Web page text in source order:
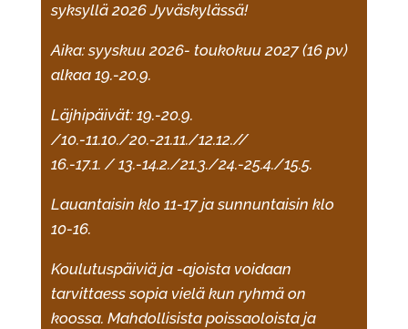
syksyllä 2026 Jyväskylässä!
Aika: syyskuu 2026- toukokuu 2027 (16 pv)
alkaa 19.-20.9.
Läjhipäivät: 19.-20.9.
/10.-11.10./20.-21.11./12.12.//
16.-17.1. / 13.-14.2./21.3./24.-25.4./15.5.
Lauantaisin klo 11-17 ja sunnuntaisin klo
10-16.
Koulutuspäiviä ja -ajoista voidaan
tarvittaess sopia vielä kun ryhmä on
koossa. Mahdollisista poissaoloista ja